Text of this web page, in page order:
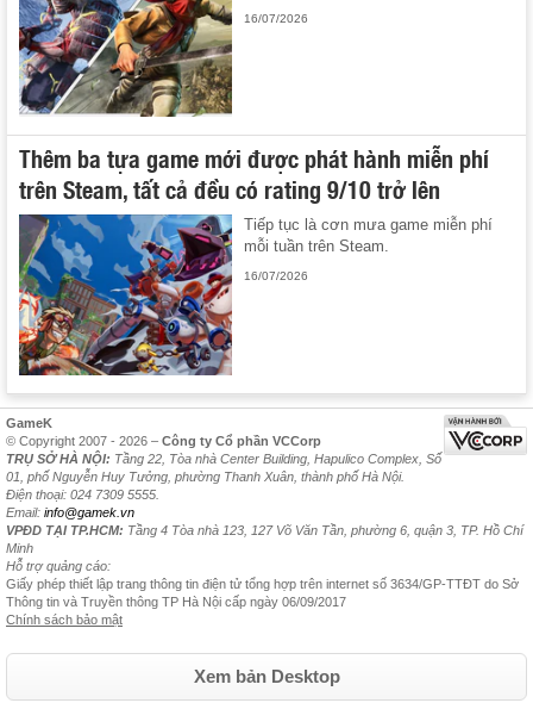
16/07/2026
Thêm ba tựa game mới được phát hành miễn phí
trên Steam, tất cả đều có rating 9/10 trở lên
Tiếp tục là cơn mưa game miễn phí
mỗi tuần trên Steam.
16/07/2026
GameK
© Copyright 2007 - 2026 – Công ty Cổ phần VCCorp
TRỤ SỞ HÀ NỘI: Tầng 22, Tòa nhà Center Building, Hapulico Complex, Số
01, phố Nguyễn Huy Tưởng, phường Thanh Xuân, thành phố Hà Nội.
Điện thoại: 024 7309 5555.
Email: info@gamek.vn
VPĐD TẠI TP.HCM: Tầng 4 Tòa nhà 123, 127 Võ Văn Tần, phường 6, quận 3, TP. Hồ Chí
Minh
Hỗ trợ quảng cáo:
Giấy phép thiết lập trang thông tin điện tử tổng hợp trên internet số 3634/GP-TTĐT do Sở
Thông tin và Truyền thông TP Hà Nội cấp ngày 06/09/2017
Chính sách bảo mật
Xem bản Desktop